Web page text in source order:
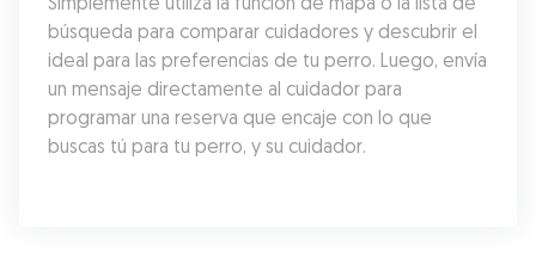
búsqueda para comparar cuidadores y descubrir el
ideal para las preferencias de tu perro. Luego, envía
un mensaje directamente al cuidador para
programar una reserva que encaje con lo que
buscas tú para tu perro, y su cuidador.